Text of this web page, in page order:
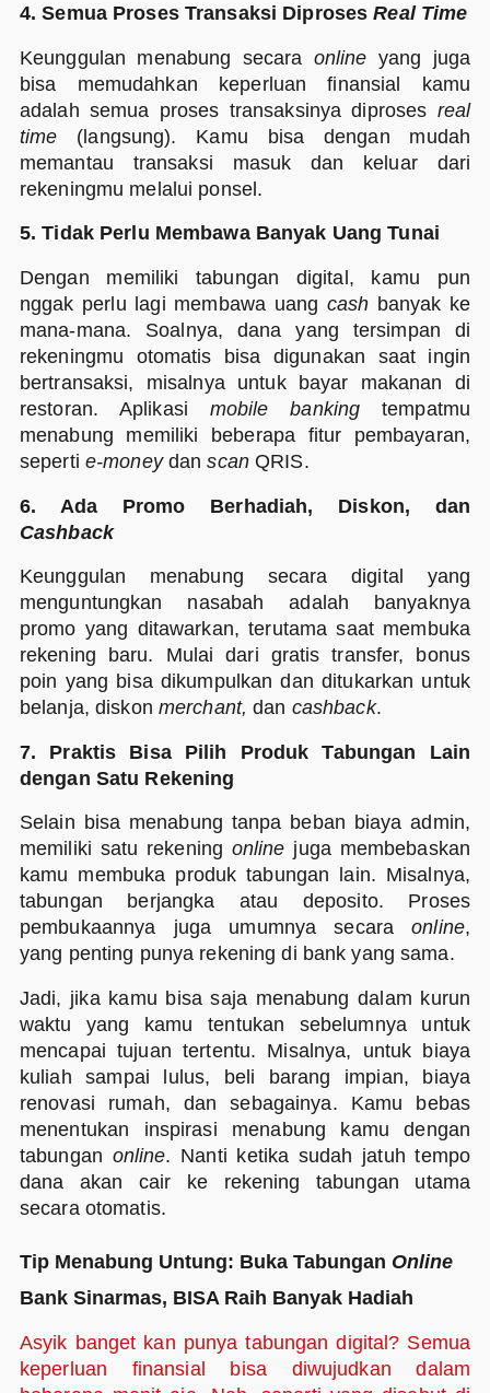
4. Semua Proses Transaksi DiprosesReal Time
Keunggulan menabung secara online yang juga
bisa memudahkan keperluan finansial kamu
adalah semua proses transaksinya diproses real
time (langsung). Kamu bisa dengan mudah
memantau transaksi masuk dan keluar dari
rekeningmu melalui ponsel.
5. Tidak Perlu Membawa Banyak Uang Tunai
Dengan memiliki tabungan digital, kamu pun
nggak perlu lagi membawa uang cash banyak ke
mana-mana. Soalnya, dana yang tersimpan di
rekeningmu otomatis bisa digunakan saat ingin
bertransaksi, misalnya untuk bayar makanan di
restoran. Aplikasi mobile banking tempatmu
menabung memiliki beberapa fitur pembayaran,
seperti e-moneydanscanQRIS.
6. Ada Promo Berhadiah, Diskon, dan
Cashback
Keunggulan menabung secara digital yang
menguntungkan nasabah adalah banyaknya
promo yang ditawarkan, terutama saat membuka
rekening baru. Mulai dari gratis transfer, bonus
poin yang bisa dikumpulkan dan ditukarkan untuk
belanja, diskon merchant,dan cashback.
7. Praktis Bisa Pilih Produk Tabungan Lain
dengan Satu Rekening
Selain bisa menabung tanpa beban biaya admin,
memiliki satu rekening online juga membebaskan
kamu membuka produk tabungan lain. Misalnya,
tabungan berjangka atau deposito. Proses
pembukaannya juga umumnya secaraonline,
yang penting punya rekening di bank yang sama.
Jadi, jika kamu bisa saja menabung dalam kurun
waktu yang kamu tentukan sebelumnya untuk
mencapai tujuan tertentu. Misalnya, untuk biaya
kuliah sampai lulus, beli barang impian, biaya
renovasi rumah, dan sebagainya. Kamu bebas
menentukan inspirasi menabung kamu dengan
tabungan online. Nanti ketika sudah jatuh tempo
dana akan cair ke rekening tabungan utama
secara otomatis.
Tip Menabung Untung: Buka Tabungan Online
Bank Sinarmas, BISA Raih Banyak Hadiah
Asyik banget kan punya tabungan digital? Semua
keperluan finansial bisa diwujudkan dalam